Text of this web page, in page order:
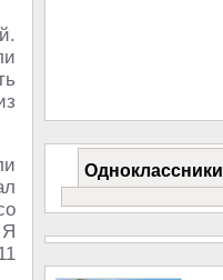
Я
Одноклассники